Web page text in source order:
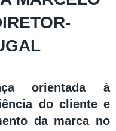
orientada à
do cliente e
da marca no